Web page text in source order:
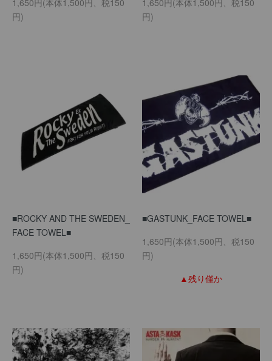
1,650円(本体1,500円、税150
円)
1,650円(本体1,500円、税150
円)
■ROCKY AND THE SWEDEN_
FACE TOWEL■
1,650円(本体1,500円、税150
円)
■GASTUNK_FACE TOWEL■
1,650円(本体1,500円、税150
円)
▲残り僅か